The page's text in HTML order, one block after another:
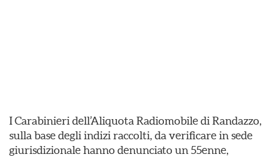
I Carabinieri dell’Aliquota Radiomobile di Randazzo,
sulla base degli indizi raccolti, da verificare in sede
giurisdizionale hanno denunciato un 55enne,